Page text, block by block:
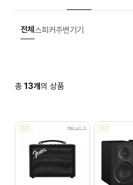
전체 스피커주변기기
총 13개의 상품